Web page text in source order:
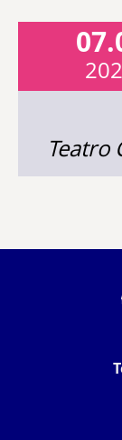
Teatro